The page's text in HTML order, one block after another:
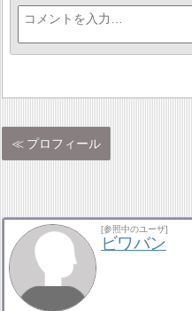
プロフィール
[参照中のユーザ]
ビワバン